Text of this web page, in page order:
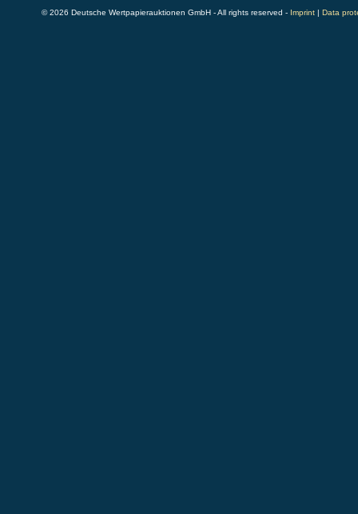
© 2026 Deutsche Wertpapierauktionen GmbH - All rights reserved - Imprint| Data